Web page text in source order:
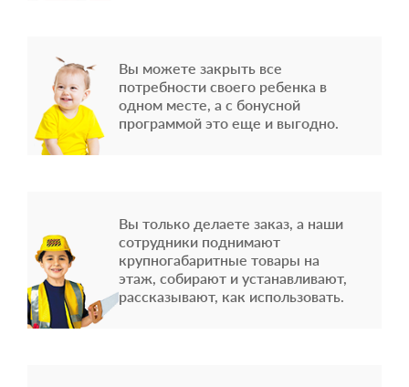
Вы можете закрыть все
потребности своего ребенка в
одном месте, а с бонусной
программой это еще и выгодно.
Вы только делаете заказ, а наши
сотрудники поднимают
крупногабаритные товары на
этаж, собирают и устанавливают,
рассказывают, как использовать.